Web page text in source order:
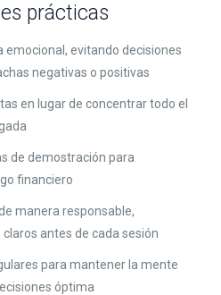
prácticas
emocional, evitando decisiones
negativas o positivas
en lugar de concentrar todo el
de demostración para
financiero
manera responsable,
antes de cada sesión
para mantener la mente
óptima